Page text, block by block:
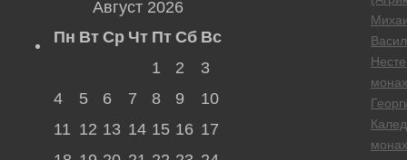
Август 2026
Пн Вт Ср Чт Пт Сб Вс
1
2
3
4
5 6 7 8 9
10
11 12 13 14 15 16 17